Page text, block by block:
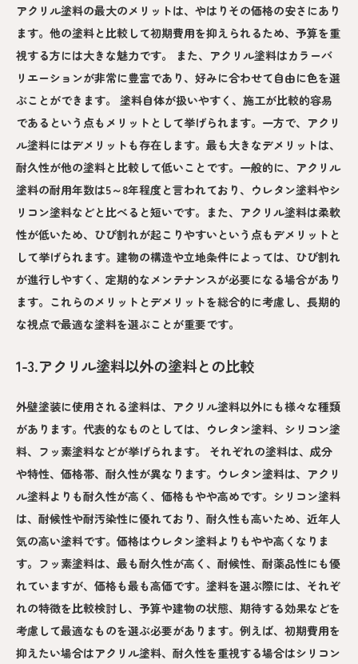
アクリル塗料の最大のメリットは、やはりその価格の安さにあり
ます。他の塗料と比較して初期費用を抑えられるため、予算を重
視する方には大きな魅力です。 また、アクリル塗料はカラーバ
リエーションが非常に豊富であり、好みに合わせて自由に色を選
ぶことができます。 塗料自体が扱いやすく、施工が比較的容易
であるという点もメリットとして挙げられます。一方で、アクリ
ル塗料にはデメリットも存在します。最も大きなデメリットは、
耐久性が他の塗料と比較して低いことです。一般的に、アクリル
塗料の耐用年数は5～8年程度と言われており、ウレタン塗料やシ
リコン塗料などと比べると短いです。また、アクリル塗料は柔軟
性が低いため、ひび割れが起こりやすいという点もデメリットと
して挙げられます。建物の構造や立地条件によっては、ひび割れ
が進行しやすく、定期的なメンテナンスが必要になる場合があり
ます。これらのメリットとデメリットを総合的に考慮し、長期的
な視点で最適な塗料を選ぶことが重要です。
1-3.アクリル塗料以外の塗料との比較
外壁塗装に使用される塗料は、アクリル塗料以外にも様々な種類
があります。代表的なものとしては、ウレタン塗料、シリコン塗
料、フッ素塗料などが挙げられます。 それぞれの塗料は、成分
や特性、価格帯、耐久性が異なります。ウレタン塗料は、アクリ
ル塗料よりも耐久性が高く、価格もやや高めです。シリコン塗料
は、耐候性や耐汚染性に優れており、耐久性も高いため、近年人
気の高い塗料です。価格はウレタン塗料よりもやや高くなりま
す。フッ素塗料は、最も耐久性が高く、耐候性、耐薬品性にも優
れていますが、価格も最も高価です。塗料を選ぶ際には、それぞ
れの特徴を比較検討し、予算や建物の状態、期待する効果などを
考慮して最適なものを選ぶ必要があります。例えば、初期費用を
抑えたい場合はアクリル塗料、耐久性を重視する場合はシリコン